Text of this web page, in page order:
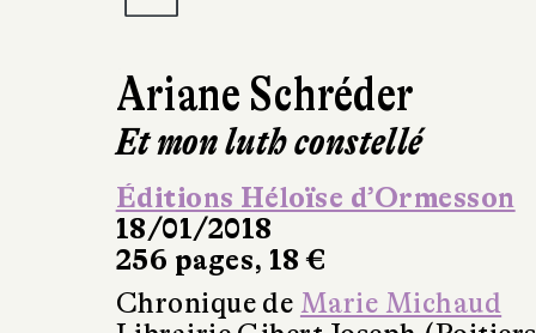
Ariane Schréder
Et mon luth constellé
Éditions Héloïse d’Ormesson
18/01/2018
256 pages, 18 €
Chronique de Marie Michaud